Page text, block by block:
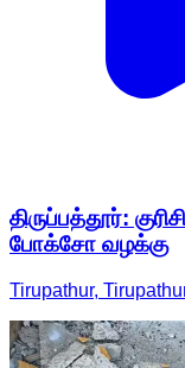
திருப்பத்தூர்:
போக்சோ வழக்கு
Tirupathur,